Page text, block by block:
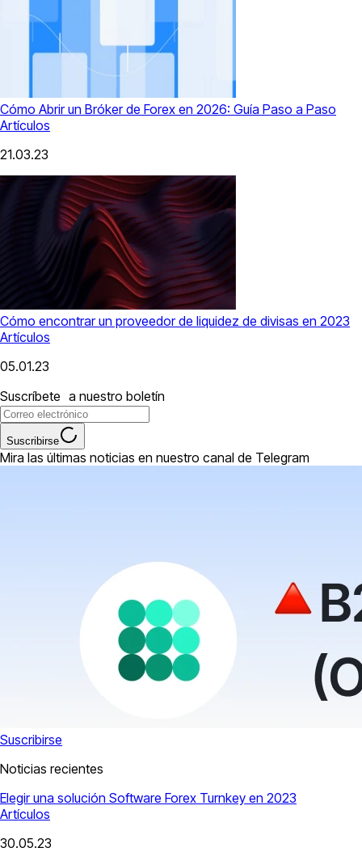
Cómo Abrir un Bróker de Forex en 2026: Guía Paso a Paso
Artículos
21.03.23
Cómo encontrar un proveedor de liquidez de divisas en 2023
Artículos
05.01.23
Suscríbete a nuestro boletín
Suscribirse
Mira las últimas noticias en nuestro canal de Telegram
Suscribirse
Noticias recientes
Elegir una solución Software Forex Turnkey en 2023
Artículos
30.05.23